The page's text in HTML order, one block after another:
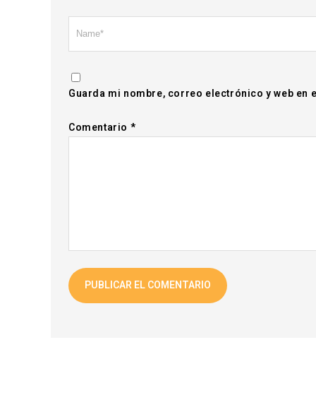
Guarda mi nombre, correo electrónico y web en
Comentario *